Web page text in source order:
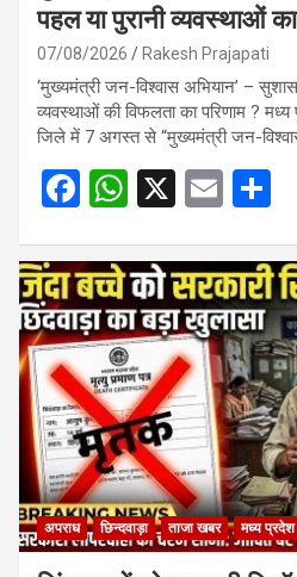
पहल या पुरानी व्यवस्थाओं
07/08/2026 Rakesh Prajapati
‘मुख्यमंत्री जन-विश्वास अभियान’ –
व्यवस्थाओं की विफलता का परिणाम ? मध्य
जिले में 7 अगस्त से “मुख्यमंत्री जन-
F
ce
b
o
o
k
W
at
s
A
p
p
X
E
ail
e
अपराध छिन्दवाड़ा ताजा खबर मध्य प्रदेश